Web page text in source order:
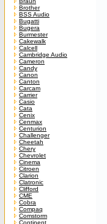
Brother
BSS Audio
Bugatti
Bugera
Burmester
Cakewalk
Calcell
Cambridge Audio
Cameron
Candy
Canon
Canton
Carcam
Carrier
Casio
Cata
Cenix
Cenmax
Centurion
Challenger
Cheetah
Chery
Chevrolet
Cinema
Citroen
Clarion
Clatronic
Clifford
CME
Cobra
Compaq
Comstorm
Continent